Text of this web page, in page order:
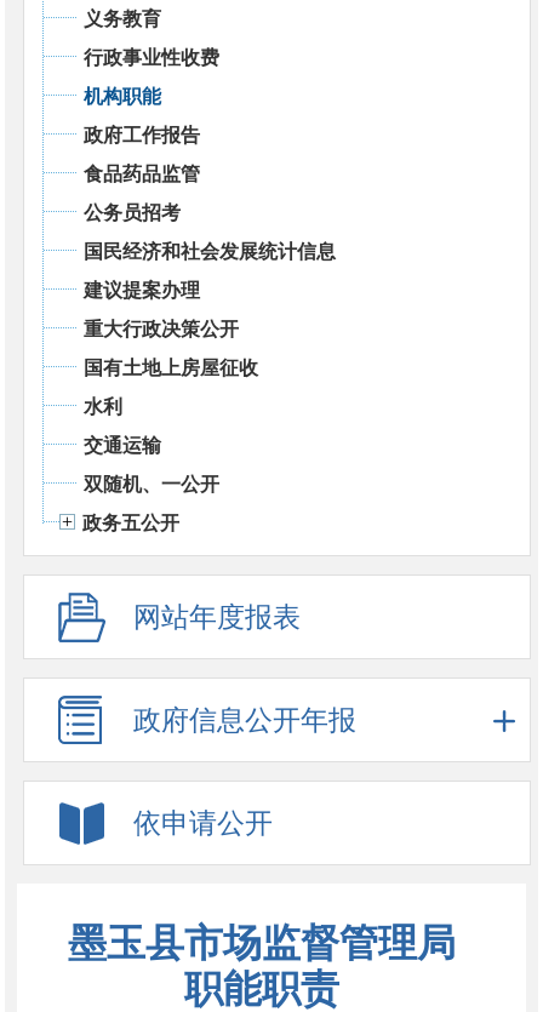
义务教育
行政事业性收费
机构职能
政府工作报告
食品药品监管
公务员招考
国民经济和社会发展统计信息
建议提案办理
重大行政决策公开
国有土地上房屋征收
水利
交通运输
双随机、一公开
政务五公开
网站年度报表
政府信息公开年报
依申请公开
墨玉县市场监督管理局
职能职责